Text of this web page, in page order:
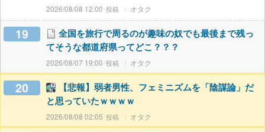
2026/08/08 12:00 オタク
19
全国を旅行で周るのが趣味の奴でも最後まで残っ
てそうな都道府県ってどこ？？？
2026/08/07 19:00 オタク
20
【悲報】弱者男性、フェミニズムを「陰謀論」だ
と思っていたｗｗｗｗ
2026/08/08 02:05 オタク